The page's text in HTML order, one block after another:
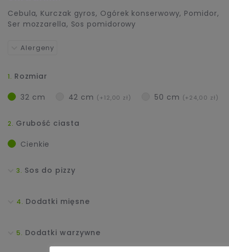
Cebula, Kurczak gyros, Ogórek konserwowy, Pomidor,
Ser mozzarella, Sos pomidorowy
Alergeny
Rozmiar
32 cm 42 cm (+12,00 zł) 50 cm (+24,00 zł)
Grubość ciasta
Cienkie
Sos do pizzy
Dodatki mięsne
Dodatki warzywne